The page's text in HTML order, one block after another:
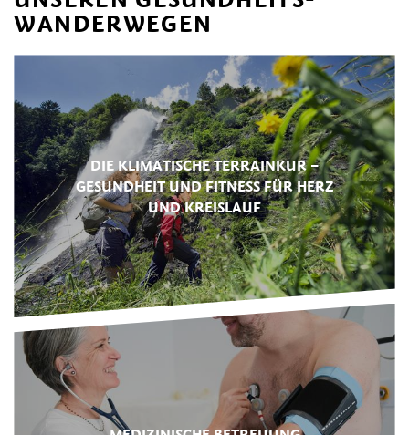
WANDERWEGEN
DIE KLIMATISCHE TERRAINKUR –
GESUNDHEIT UND FITNESS FÜR HERZ
UND KREISLAUF